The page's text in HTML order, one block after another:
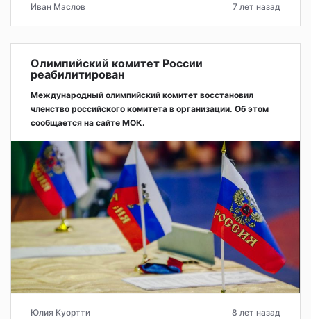
Иван Маслов 7 лет назад
Олимпийский комитет России
реабилитирован
Международный олимпийский комитет восстановил
членство российского комитета в организации. Об этом
сообщается на сайте МОК.
Юлия Куортти 8 лет назад